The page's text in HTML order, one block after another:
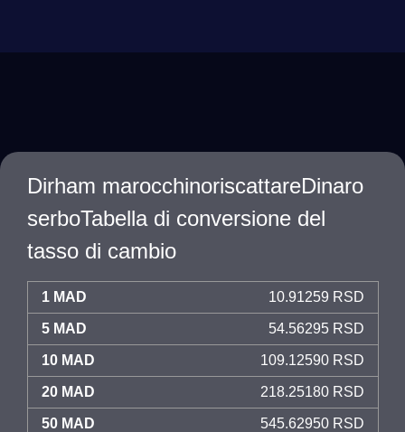
Dirham marocchinoriscattareDinaro
serboTabella di conversione del
tasso di cambio
1 MAD 10.91259 RSD
5 MAD 54.56295 RSD
10 MAD 109.12590 RSD
20 MAD 218.25180 RSD
50 MAD 545.62950 RSD